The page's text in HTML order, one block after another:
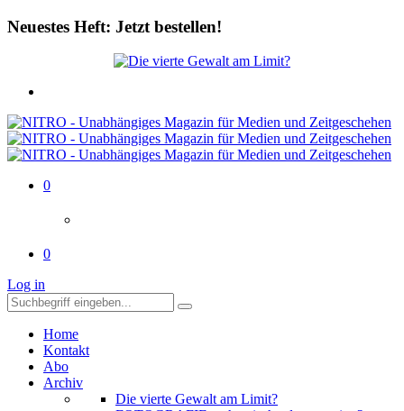
Neuestes Heft: Jetzt bestellen!
0
0
Log in
Home
Kontakt
Abo
Archiv
Die vierte Gewalt am Limit?